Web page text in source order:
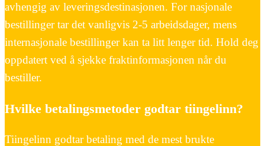
avhengig av leveringsdestinasjonen. For nasjonale
bestillinger tar det vanligvis 2-5 arbeidsdager, mens
internasjonale bestillinger kan ta litt lenger tid. Hold deg
oppdatert ved å sjekke fraktinformasjonen når du
bestiller.
Hvilke betalingsmetoder godtar tiingelinn?
Tiingelinn godtar betaling med de mest brukte